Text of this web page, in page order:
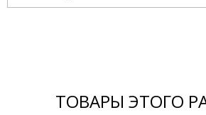
ТОВАРЫ ЭТОГО